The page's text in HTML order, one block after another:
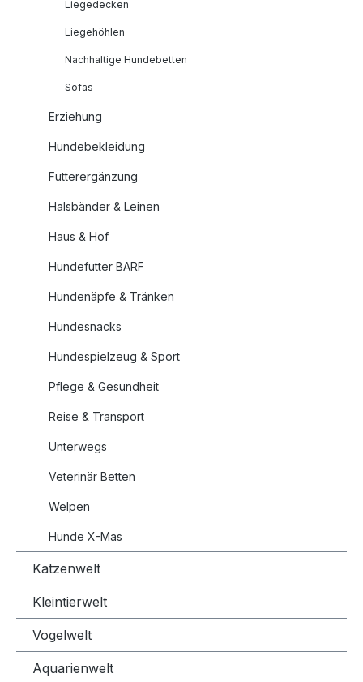
Liegedecken
Liegehöhlen
Nachhaltige Hundebetten
Sofas
Erziehung
Hundebekleidung
Futterergänzung
Halsbänder & Leinen
Haus & Hof
Hundefutter BARF
Hundenäpfe & Tränken
Hundesnacks
Hundespielzeug & Sport
Pflege & Gesundheit
Reise & Transport
Unterwegs
Veterinär Betten
Welpen
Hunde X-Mas
Katzenwelt
Kleintierwelt
Vogelwelt
Aquarienwelt